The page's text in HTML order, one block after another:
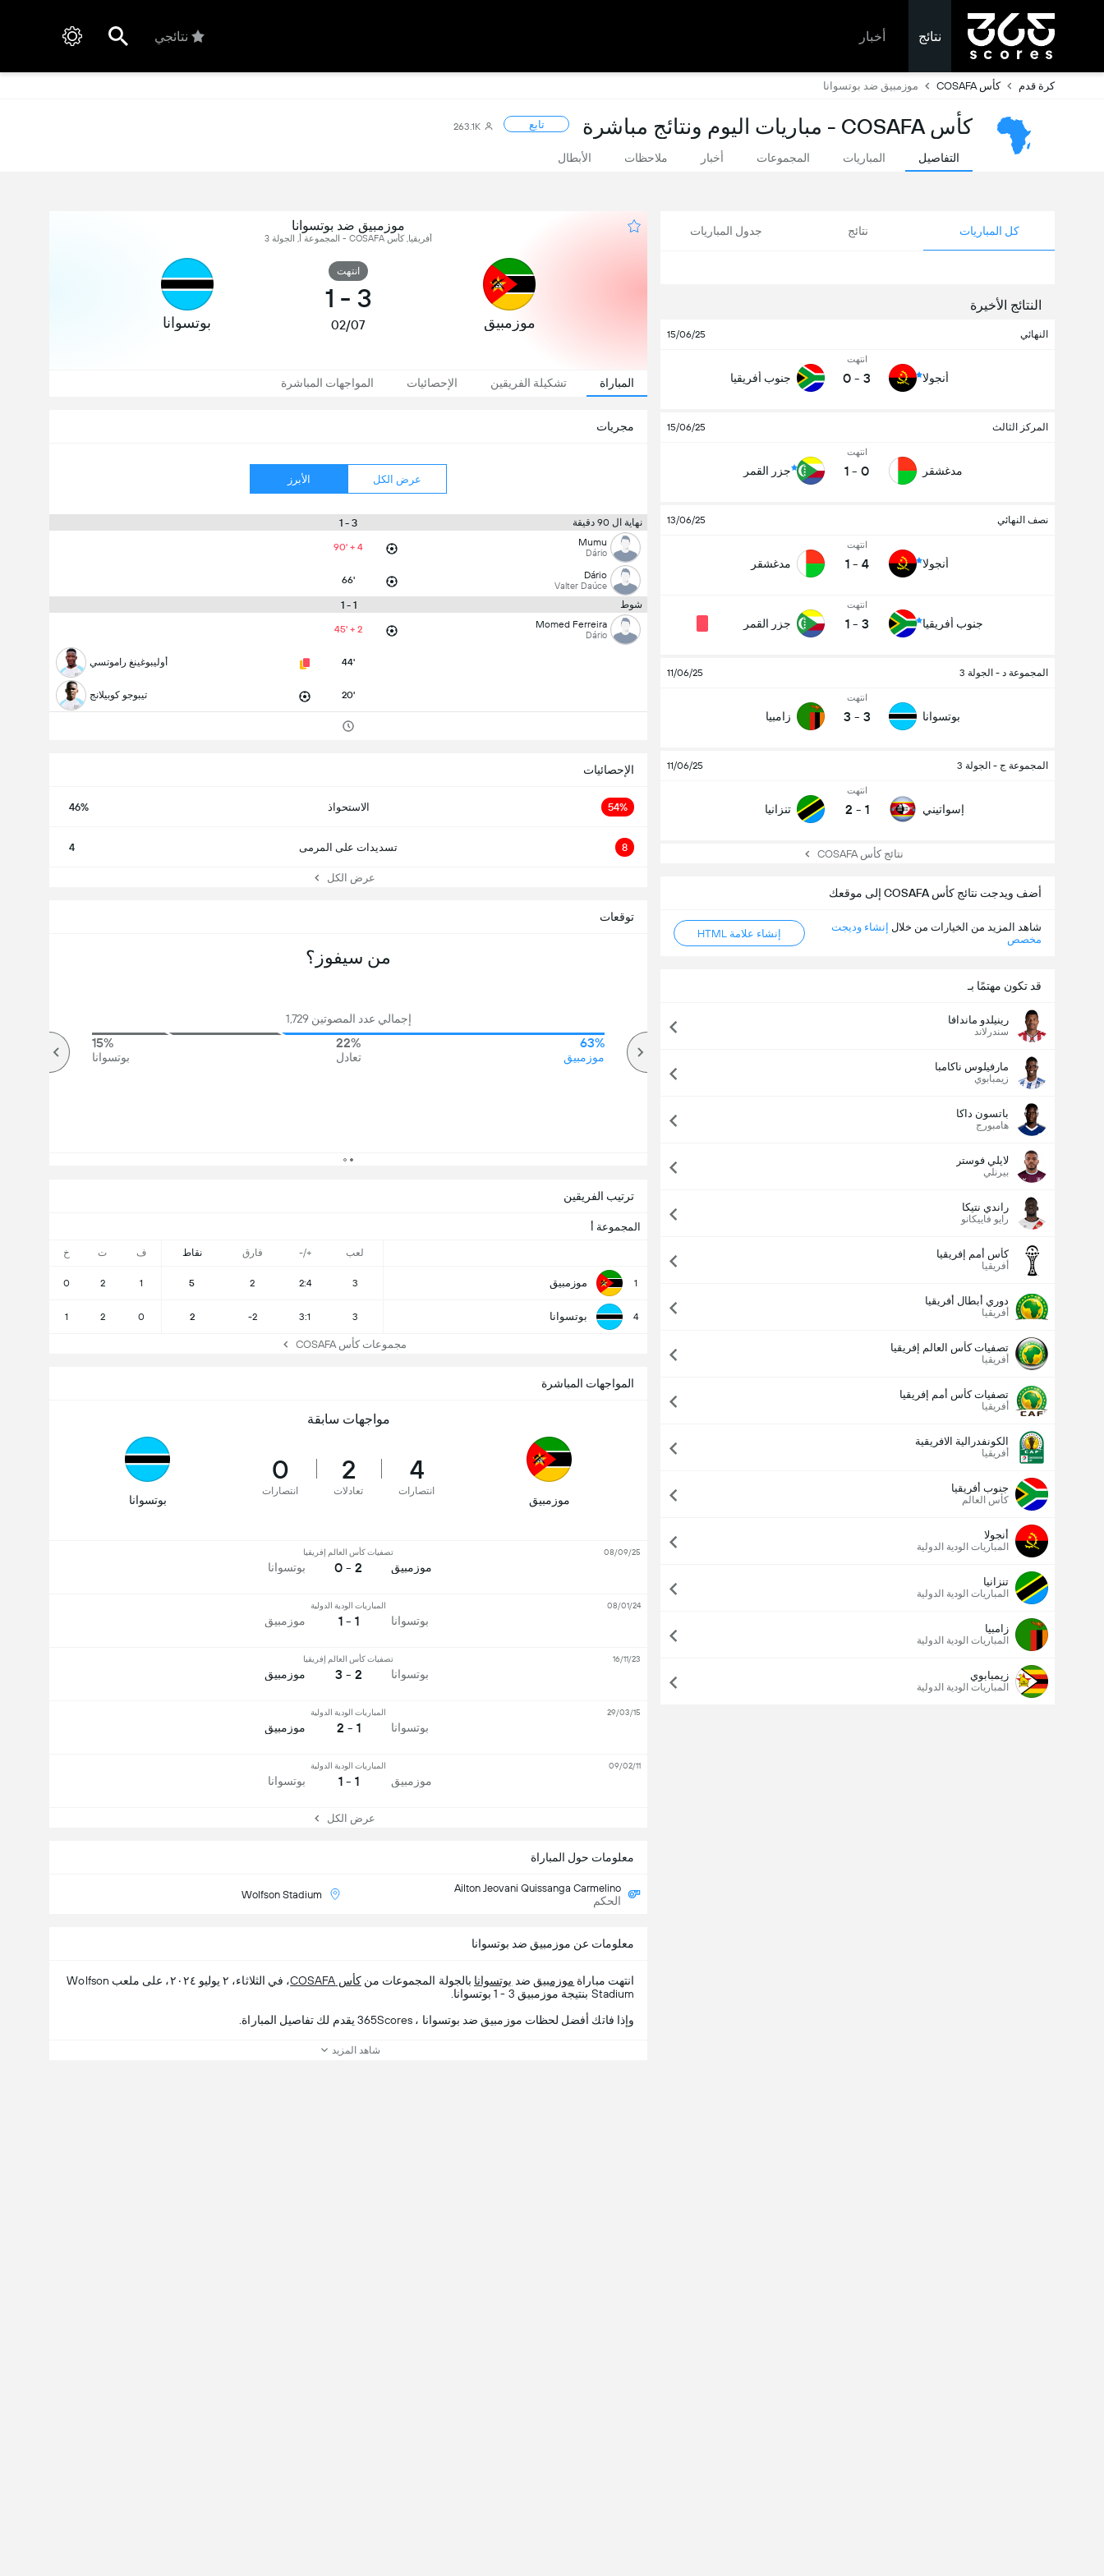
نتائج أخبار نتائجي
كرة قدم كأس COSAFA موزمبيق ضد بوتسوانا
كأس COSAFA - مباريات اليوم ونتائج مباشرة تابع 263.1K
التفاصيل المباريات المجموعات أخبار ملاحظات الأبطال
كل المباريات نتائج جدول المباريات
النتائج الأخيرة
النهائي 15/06/25
أنجولا
انتهت
3
-
0 جنوب أفريقيا
المركز الثالث 15/06/25
مدغشقر
انتهت
0
-
1 جزر القمر
نصف النهائي 13/06/25
أنجولا
انتهت
4
-
1 مدغشقر
جنوب أفريقيا
انتهت
3
-
1 جزر القمر
المجموعة د - الجولة 3 11/06/25
بوتسوانا
انتهت
3
-
3 زامبيا
المجموعة ج - الجولة 3 11/06/25
إسواتيني
انتهت
1
-
2 تنزانيا
نتائج كأس COSAFA
أضف ويدجت نتائج كأس COSAFA إلى موقعك
شاهد المزيد من الخيارات من خلال إنشاء وديجت
مخصص
إنشاء علامة HTML
قد تكون مهتمًا بـ
رينيلدو ماندافا
سندرلاند
مارفيلوس ناكامبا
زيمبابوي
باتسون داكا
هامبورج
لايلي فوستر
بيرنلي
راندي نتيكا
رايو فاييكانو
كأس أمم إفريقيا
أفريقيا
دوري أبطال أفريقيا
أفريقيا
تصفيات كأس العالم إفريقيا
أفريقيا
تصفيات كأس أمم إفريقيا
أفريقيا
الكونفدرالية الافريقية
أفريقيا
جنوب أفريقيا
كأس العالم
أنجولا
المباريات الودية الدولية
تنزانيا
المباريات الودية الدولية
زامبيا
المباريات الودية الدولية
زيمبابوي
المباريات الودية الدولية
موزمبيق ضد بوتسوانا
أفريقيا, كأس COSAFA - المجموعة أ, الجولة 3
موزمبيق
انتهت
3
-
1
02/07 بوتسوانا
المباراة تشكيلة الفريقين الإحصائيات المواجهات المباشرة
مجريات
عرض الكل الأبرز
نهاية ال 90 دقيقة 3 - 1
Mumu
Dário
90' + 4
Dário
Valter Daúce
66'
شوط 1 - 1
Momed Ferreira
Dário
45' + 2
44' أوليبوغينغ راموتسي
20' تيبوجو كوبيلانج
الإحصائيات
54% الاستحواذ 46%
8 تسديدات على المرمى 4
عرض الكل
معلومات حول المباراة
Ailton Jeovani Quissanga Carmelino
الحكم Wolfson Stadium
ترتيب الفريقين
المجموعة أ
لعب +/- فارق نقاط ف ت خ
1 موزمبيق 3
2:4
2
5
1
2
0
4 بوتسوانا 3
3:1
-2
2
0
2
1
مجموعات كأس COSAFA
توقعات
من سيفوز؟
إجمالي عدد المصوتين 1,729
63%
موزمبيق
22%
تعادل
15%
بوتسوانا
المواجهات المباشرة
مواجهات سابقة
موزمبيق
4
انتصارات
2
تعادلات
0
انتصارات
بوتسوانا
موزمبيق
تصفيات كأس العالم إفريقيا
2 - 0 بوتسوانا
08/09/25
بوتسوانا
المباريات الودية الدولية
1 - 1 موزمبيق
08/01/24
بوتسوانا
تصفيات كأس العالم إفريقيا
2 - 3 موزمبيق
16/11/23
بوتسوانا
المباريات الودية الدولية
1 - 2 موزمبيق
29/03/15
موزمبيق
المباريات الودية الدولية
1 - 1 بوتسوانا
09/02/11
عرض الكل
معلومات عن موزمبيق ضد بوتسوانا
انتهت مباراة موزمبيق ضد بوتسوانا بالجولة المجموعات منكأس COSAFA
، في الثلاثاء، ٢ يوليو ٢٠٢٤، على ملعب Wolfson
Stadium بنتيجة موزمبيق 3 - 1 بوتسوانا.
وإذا فاتك أفضل لحظات موزمبيق ضد بوتسوانا ، 365Scores يقدم لك تفاصيل المباراة.
شاهد المزيد